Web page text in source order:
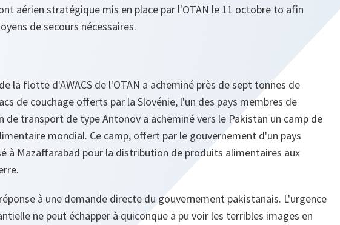
aérien stratégique mis en place par l'OTAN le 11 octobre to afin
de secours nécessaires.
la flotte d'AWACS de l'OTAN a acheminé près de sept tonnes de
de couchage offerts par la Slovénie, l'un des pays membres de
de transport de type Antonov a acheminé vers le Pakistan un camp de
mondial. Ce camp, offert par le gouvernement d'un pays
à Mazaffarabad pour la distribution de produits alimentaires aux
à une demande directe du gouvernement pakistanais. L'urgence
ne peut échapper à quiconque a pu voir les terribles images en